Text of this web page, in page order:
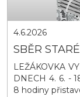
4.6.2026
SBĚR
LEŽÁKOVKA
DNECH 4. 6. -
8 hodiny